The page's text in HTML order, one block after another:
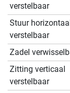
verstelbaar
Stuur
verstelbaar
Zadel
Zitting verticaal
verstelbaar